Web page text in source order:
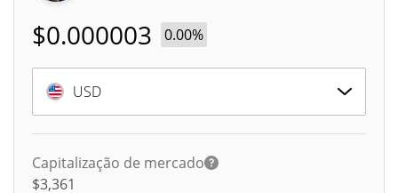
$0.000003 0.00%
USD
Capitalização de mercado
$3,361